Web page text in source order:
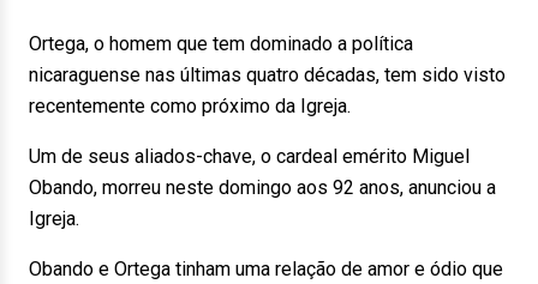
Ortega, o homem que tem dominado a política
nicaraguense nas últimas quatro décadas, tem sido visto
recentemente como próximo da Igreja.
Um de seus aliados-chave, o cardeal emérito Miguel
Obando, morreu neste domingo aos 92 anos, anunciou a
Igreja.
Obando e Ortega tinham uma relação de amor e ódio que